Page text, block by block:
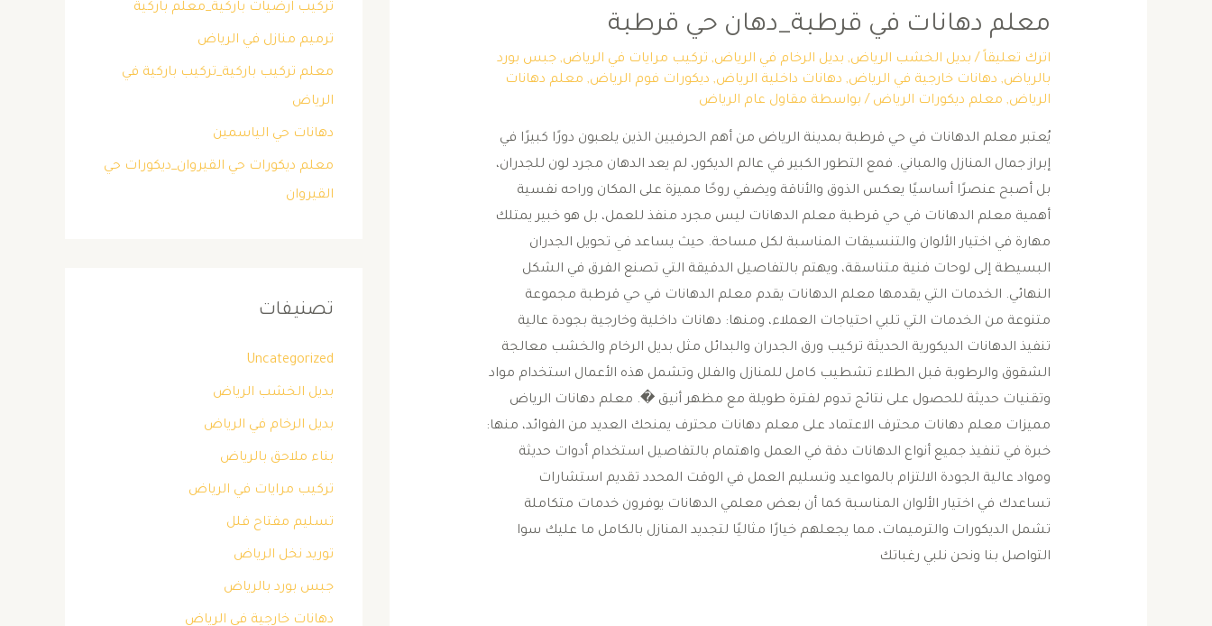
معلم دهانات في قرطبة_دهان حي قرطبة
اترك تعليقاً / بديل الخشب الرياض, بديل الرخام في الرياض, تركيب مرايات في الرياض, جبس بورد
بالرياض, دهانات خارجية في الرياض, دهانات داخلية الرياض, ديكورات فوم الرياض, معلم دهانات
الرياض, معلم ديكورات الرياض / بواسطة مقاول عام الرياض
يُعتبر معلم الدهانات في حي قرطبة بمدينة الرياض من أهم الحرفيين الذين يلعبون دورًا كبيرًا في
إبراز جمال المنازل والمباني. فمع التطور الكبير في عالم الديكور، لم يعد الدهان مجرد لون للجدران،
بل أصبح عنصرًا أساسيًا يعكس الذوق والأناقة ويضفي روحًا مميزة على المكان وراحه نفسية
أهمية معلم الدهانات في حي قرطبة معلم الدهانات ليس مجرد منفذ للعمل، بل هو خبير يمتلك
مهارة في اختيار الألوان والتنسيقات المناسبة لكل مساحة. حيث يساعد في تحويل الجدران
البسيطة إلى لوحات فنية متناسقة، ويهتم بالتفاصيل الدقيقة التي تصنع الفرق في الشكل
النهائي. الخدمات التي يقدمها معلم الدهانات يقدم معلم الدهانات في حي قرطبة مجموعة
متنوعة من الخدمات التي تلبي احتياجات العملاء، ومنها: دهانات داخلية وخارجية بجودة عالية
تنفيذ الدهانات الديكورية الحديثة تركيب ورق الجدران والبدائل مثل بديل الرخام والخشب معالجة
الشقوق والرطوبة قبل الطلاء تشطيب كامل للمنازل والفلل وتشمل هذه الأعمال استخدام مواد
وتقنيات حديثة للحصول على نتائج تدوم لفترة طويلة مع مظهر أنيق �. معلم دهانات الرياض
مميزات معلم دهانات محترف الاعتماد على معلم دهانات محترف يمنحك العديد من الفوائد، منها:
خبرة في تنفيذ جميع أنواع الدهانات دقة في العمل واهتمام بالتفاصيل استخدام أدوات حديثة
ومواد عالية الجودة الالتزام بالمواعيد وتسليم العمل في الوقت المحدد تقديم استشارات
تساعدك في اختيار الألوان المناسبة كما أن بعض معلمي الدهانات يوفرون خدمات متكاملة
تشمل الديكورات والترميمات، مما يجعلهم خيارًا مثاليًا لتجديد المنازل بالكامل ما عليك سوا
التواصل بنا ونحن نلبي رغباتك
تركيب ارضيات باركية_معلم باركية
ترميم منازل في الرياض
معلم تركيب باركية_تركيب باركية في
الرياض
دهانات حي الياسمين
معلم ديكورات حي القيروان_ديكورات حي
القيروان
تصنيفات
Uncategorized
بديل الخشب الرياض
بديل الرخام في الرياض
بناء ملاحق بالرياض
تركيب مرايات في الرياض
تسليم مفتاح فلل
توريد نخل الرياض
جبس بورد بالرياض
دهانات خارجية في الرياض